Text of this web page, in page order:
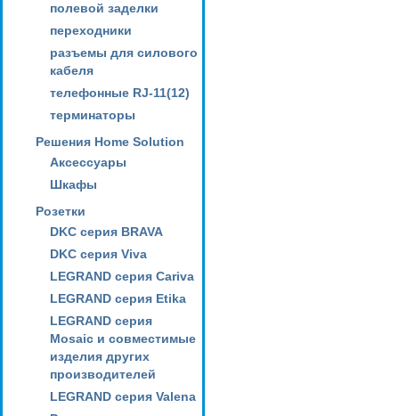
полевой заделки
переходники
разъемы для силового
кабеля
телефонные RJ-11(12)
терминаторы
Решения Home Solution
Аксессуары
Шкафы
Розетки
DKC серия BRAVA
DKC серия Viva
LEGRAND серия Cariva
LEGRAND серия Etika
LEGRAND серия
Mosaic и совместимые
изделия других
производителей
LEGRAND серия Valena